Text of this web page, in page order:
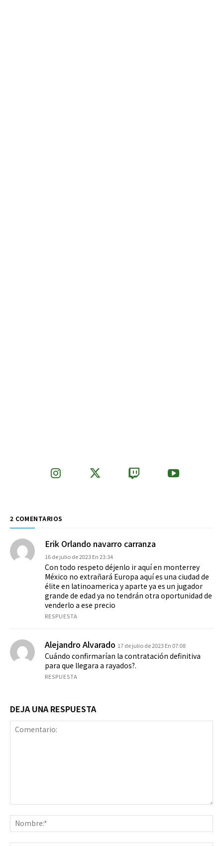
2 COMENTARIOS
Erik Orlando navarro carranza
16 de julio de 2023 En 23:34
Con todo respeto déjenlo ir aquí en monterrey
México no extrañará Europa aquí es una ciudad de
élite en latinoamerica y aparte ya es un jugador
grande de edad ya no tendrán otra oportunidad de
venderlo a ese precio
RESPUESTA
Alejandro Alvarado 17 de julio de 2023 En 07:08
Cuándo confirmarían la contratación definitiva
para que llegara a rayados?.
RESPUESTA
DEJA UNA RESPUESTA